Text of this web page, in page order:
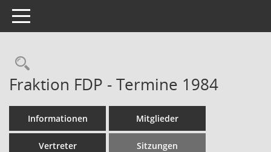
Toggle navigation
Rechercheauswahl
Fraktion FDP - Termine 1984
Informationen Mitglieder
Vertreter Sitzungen